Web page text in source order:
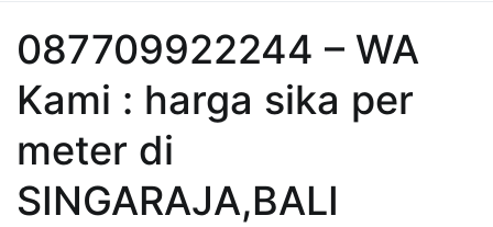
087709922244 – WA
Kami : harga sika per
meter di
SINGARAJA,BALI